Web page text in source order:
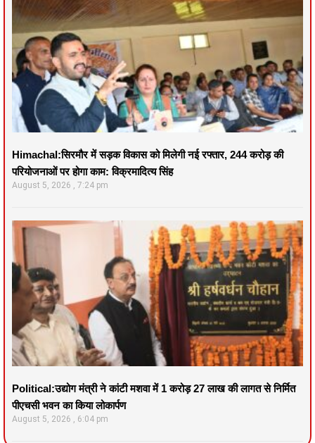
Himachal:सिरमौर में सड़क विकास को मिलेगी नई रफ्तार, 244 करोड़ की
परियोजनाओं पर होगा काम: विक्रमादित्य सिंह
August 5, 2026 7:24 pm
Political:उद्योग मंत्री ने कांटी मशवा में 1 करोड़ 27 लाख की लागत से निर्मित
पीएचसी भवन का किया लोकार्पण
August 5, 2026 6:04 pm